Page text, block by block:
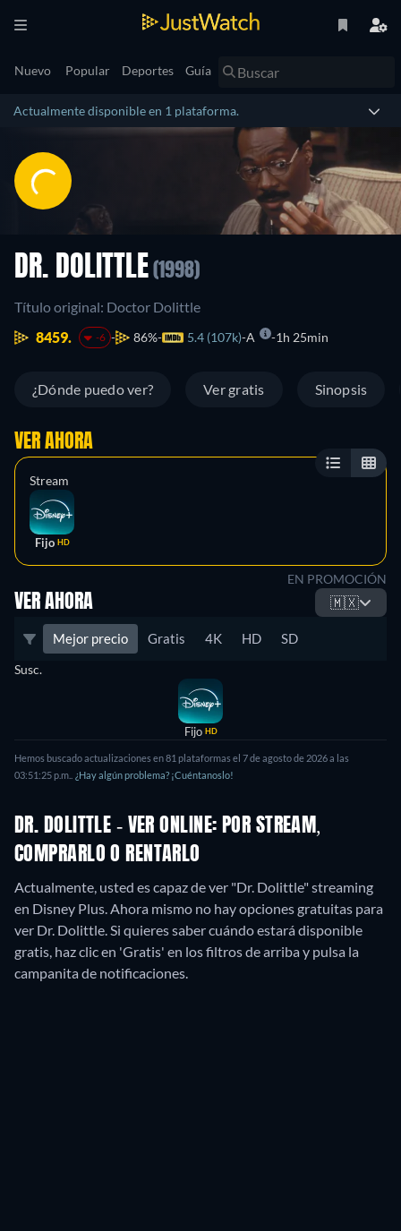
Nuevo Popular Deportes Guía
Actualmente disponible en 1 plataforma.
DR. DOLITTLE (1998)
Título original: Doctor Dolittle
8459.
-6 86% 5.4 (107k) A 1h 25min
¿Dónde puedo ver? Ver gratis Sinopsis
VER AHORA
Stream
Fijo HD
EN PROMOCIÓN
VER AHORA 🇲🇽
Mejor precio Gratis 4K HD SD
Susc.
Fijo HD
Hemos buscado actualizaciones en81 plataformas el 7 de agosto de 2026a las
03:51:25 p.m.
¿Hay algún problema? ¡Cuéntanoslo!
DR. DOLITTLE - VER ONLINE: POR STREAM,
COMPRARLO O RENTARLO
Actualmente, usted es capaz de ver "Dr. Dolittle" streaming
en Disney Plus.Ahora mismo no hay opciones gratuitas para
ver Dr. Dolittle. Si quieres saber cuándo estará disponible
gratis, haz clic en 'Gratis' en los filtros de arriba y pulsa la
campanita de notificaciones.